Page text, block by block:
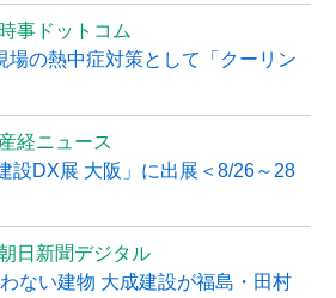
時事ドットコム
場の熱中症対策として「クーリン
産経ニュース
設DX展 大阪」に出展＜8/26～28
日新聞デジタル
ない建物 大成建設が福島・田村